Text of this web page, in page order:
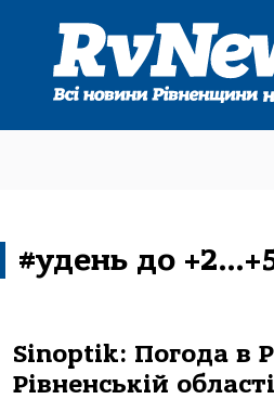
#удень до
Sinoptik: Погода в
Рівненській